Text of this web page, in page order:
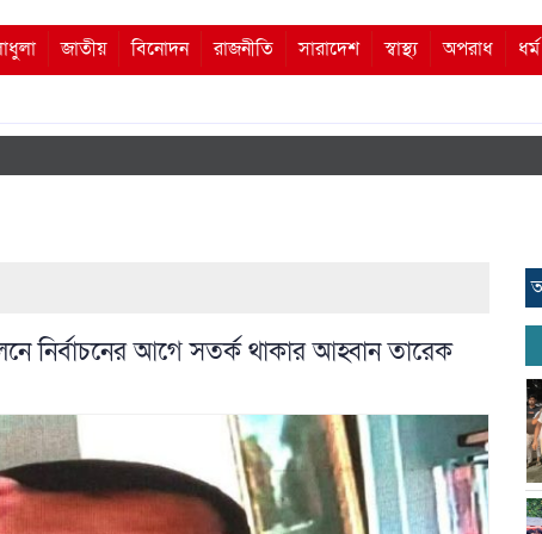
জাতীয় বিনোদন রাজনীতি সারাদেশ স্বাস্থ্য অপরাধ
নির্বাচনের আগে সতর্ক থাকার আহ্বান তারেক